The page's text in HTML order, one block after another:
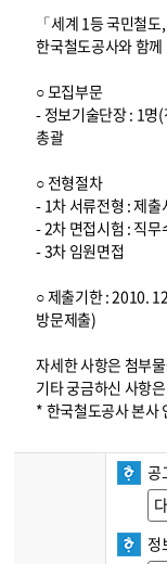
「세계 1등 국민철
한국철도공사와 함
○ 모집부문
- 정보기술단장 : 1명
총괄
○ 전형절차
- 1차 서류전형 : 제
- 2차 면접시험 : 직
- 3차 임원면접
○ 제출기한 : 2010.
방문제출)
자세한 사항은 첨부
기타 궁금하신 사항
* 한국철도공사 본
공
정